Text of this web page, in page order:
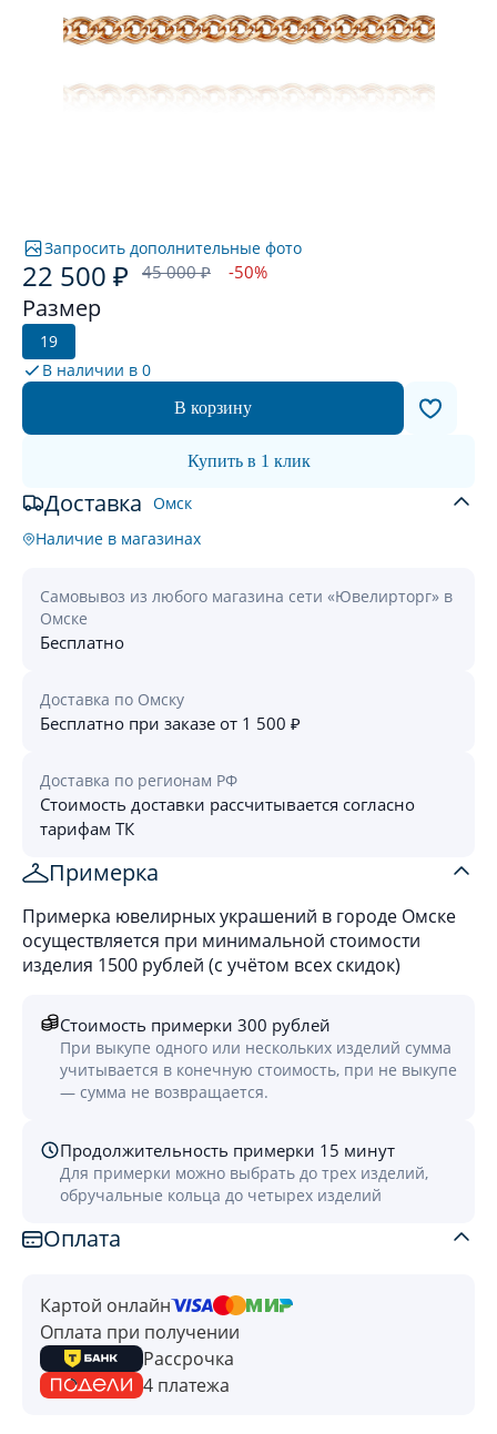
Запросить дополнительные фото
22 500 ₽ 45 000 ₽ -50%
Размер
19
В наличии в 0
В корзину
Купить в 1 клик
Доставка Омск
Наличие в магазинах
Самовывоз из любого магазина сети «Ювелирторг» в
Омске
Бесплатно
Доставка по Омску
Бесплатно при заказе от 1 500 ₽
Доставка по регионам РФ
Стоимость доставки рассчитывается согласно
тарифам ТК
Примерка
Примерка ювелирных украшений в городе Омске
осуществляется при минимальной стоимости
изделия 1500 рублей (с учётом всех скидок)
Стоимость примерки 300 рублей
При выкупе одного или нескольких изделий сумма
учитывается в конечную стоимость, при не выкупе
— сумма не возвращается.
Продолжительность примерки 15 минут
Для примерки можно выбрать до трех изделий,
обручальные кольца до четырех изделий
Оплата
Картой онлайн
Оплата при получении
Рассрочка
4 платежа